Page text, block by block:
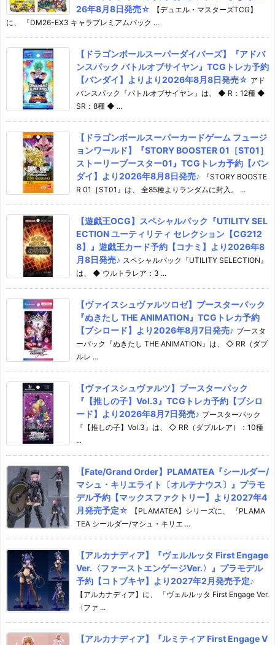
26年8月8日発売☆
【デュエル・マスターズTCG】
に、 『DM26-EX3 キャラプレミアムパック ...
【ドラゴンボールスーパーダイバーズ】『アドバ
ンスパック バトルオブサイヤン』TCGトレカ予約
【バンダイ】よりより2026年8月8日発売☆ アド
バンスパック『バトルオブサイヤン』は、 ◆ R：12種 ◆
SR：8種 ◆ ...
【ドラゴンボールスーパーカードゲーム フュージ
ョンワールド】『STORY BOOSTER 01［ST01］
ストーリーブースター01』TCGトレカ予約【バン
ダイ】より2026年8月8日発売♪
『STORY BOOSTE
R 01［ST01』は、 全85種よりランダムに封入。 ...
【遊戯王OCG】スペシャルパック『UTILITY SEL
ECTION ユーティリティ セレクション【CG212
8】』遊戯王カード予約【コナミ】より2026年8
月8日発売♪ スペシャルパック『UTILITY SELECTION』
は、 ◆ ウルトラレア：3 ...
【ヴァイスシュヴァルツロゼ】ブースターパック
『ぬきたし THE ANIMATION』TCGトレカ予約
【ブシロード】より2026年8月7日発売♪ ブースタ
ーパック『ぬきたし THE ANIMATION』は、 ◇ RR（ダブ
ルレ ...
【ヴァイスシュヴァルツ】ブースターパック
『【推しの子】Vol.3』TCGトレカ予約【ブシロ
ード】より2026年8月7日発売♪ ブースターパック
『【推しの子】Vol.3』は、 ◇ RR（ダブルレア）：10種
...
【Fate/Grand Order】PLAMATEA『シールダー/
マシュ・キリエライト〔オルテナウス〕』プラモ
デル予約【マックスファクトリー】より2027年4
月発売予定☆
【PLAMATEA】シリーズに、 『PLAMA
TEA シールダー/マシュ・キリエ ...
【アルカナディア】『ヴェルルッタ First Engage
Ver.〈ファーストエンゲージVer.〉』プラモデル
予約【コトブキヤ】より2027年2月発売予定♪
【アルカナディア】に、 「ヴェルルッタ First Engage Ver.
〈ファ ...
【アルカナディア】『ルミティア First Engage V